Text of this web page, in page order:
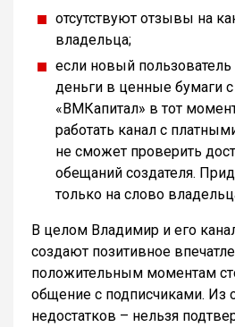
отсутствуют отзывы на
владельца;
если новый
деньги в ценные бумаги
«ВМКапитал» в тот
работать канал с
не сможет проверить
обещаний создателя.
только на слово
В целом Владимир и его
создают позитивное
положительным моментам
общение с подписчиками. Из
недостатков – нельзя